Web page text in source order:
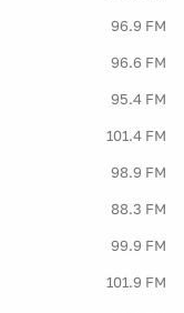
96.9 FM
96.6 FM
95.4 FM
101.4 FM
98.9 FM
88.3 FM
99.9 FM
101.9 FM